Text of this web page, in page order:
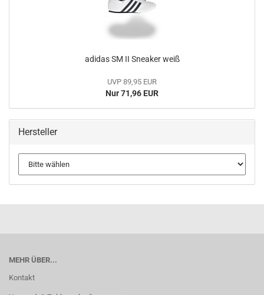
adidas SM II Sneaker weiß
UVP 89,95 EUR
Nur 71,96 EUR
Hersteller
MEHR ÜBER...
Kontakt